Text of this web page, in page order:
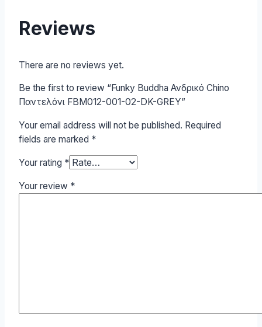
Reviews
There are no reviews yet.
Be the first to review “Funky Buddha Ανδρικό Chino
Παντελόνι FBM012-001-02-DK-GREY”
Your email address will not be published. Required
fields are marked *
Your rating *
Your review *